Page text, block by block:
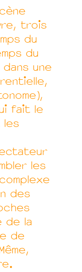
trois
du
du
une
fait le
les
les
des
de la
de